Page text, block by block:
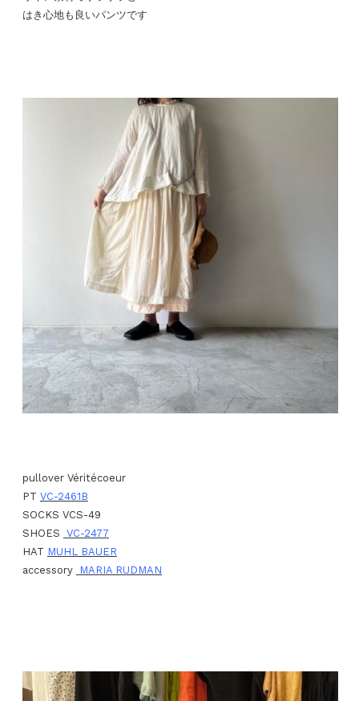
はき心地も良いパンツです
pullover Véritécoeur
PT VC-2461B
SOCKS VCS-49
SHOES VC-2477
HAT MUHL BAUER
accessory
MARIA RUDMAN